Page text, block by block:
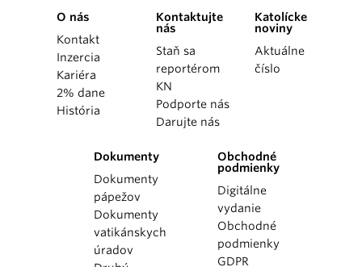
O nás
Kontakt
Inzercia
Kariéra
2% dane
História
Kontaktujte
nás
Staň sa
reportérom
KN
Podporte nás
Darujte nás
Katolícke
noviny
Aktuálne
číslo
Dokumenty
Dokumenty
pápežov
Dokumenty
vatikánskych
úradov
Obchodné
podmienky
Digitálne
vydanie
Obchodné
podmienky
GDPR